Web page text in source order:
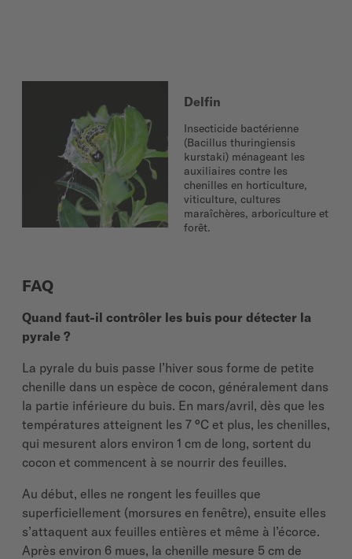
Delfin
Insecticide bactérienne
(Bacillus thuringiensis
kurstaki) ménageant les
auxiliaires contre les
chenilles en horticulture,
viticulture, cultures
maraîchères, arboriculture et
forêt.
FAQ
Quand faut-il contrôler les buis pour détecter la
pyrale ?
La pyrale du buis passe l’hiver sous forme de petite
chenille dans un espèce de cocon, généralement dans
la partie inférieure du buis. En mars/avril, dès que les
températures atteignent les 7 °C et plus, les chenilles,
qui mesurent alors environ 1 cm de long, sortent du
cocon et commencent à se nourrir des feuilles.
Au début, elles ne rongent les feuilles que
superficiellement (morsures en fenêtre), ensuite elles
s’attaquent aux feuilles entières et même à l’écorce.
Après environ 6 mues, la chenille mesure 5 cm de